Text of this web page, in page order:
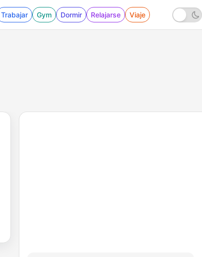
Trabajar Gym Dormir Relajarse Viaje